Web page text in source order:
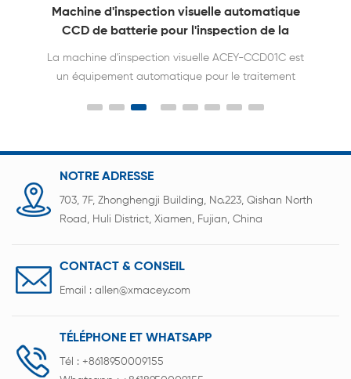
Machine d'inspection visuelle automatique
CCD de batterie pour l'inspection de la
La machine d'inspection visuelle ACEY-CCD01C est
un équipement automatique pour le traitement
au lithium.
NOTRE ADRESSE
703, 7F, Zhonghengji Building, No.223, Qishan North
Road, Huli District, Xiamen, Fujian, China
CONTACT & CONSEIL
Email : allen@xmacey.com
TÉLÉPHONE ET WHATSAPP
Tél : +8618950009155